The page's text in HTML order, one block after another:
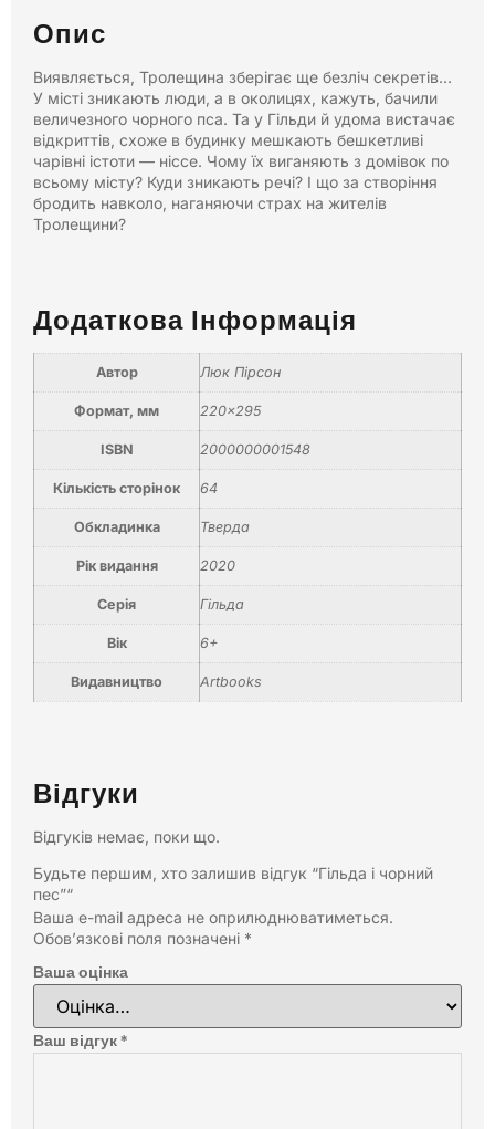
Опис
Виявляється, Тролещина зберігає ще безліч секретів…
У місті зникають люди, а в околицях, кажуть, бачили
величезного чорного пса. Та у Гільди й удома вистачає
відкриттів, схоже в будинку мешкають бешкетливі
чарівні істоти — ніссе. Чому їх виганяють з домівок по
всьому місту? Куди зникають речі? І що за створіння
бродить навколо, наганяючи страх на жителів
Тролещини?
Додаткова Інформація
Автор Люк Пірсон
Формат, мм 220×295
ISBN 2000000001548
Кількість сторінок 64
Обкладинка Тверда
Рік видання 2020
Серія Гільда
Вік 6+
Видавництво Artbooks
Відгуки
Відгуків немає, поки що.
Будьте першим, хто залишив відгук “Гільда і чорний
пес”“
Ваша e-mail адреса не оприлюднюватиметься.
Обов’язкові поля позначені *
Ваша оцінка
Ваш відгук*